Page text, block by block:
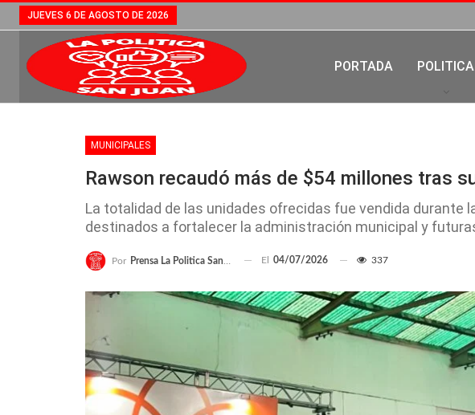
JUEVES 6 DE AGOSTO DE 2026
PORTADA POLITICA
MUNICIPALES
Rawson recaudó más de $54 millones tras
La totalidad de las unidades ofrecidas fue vendida durante
destinados a fortalecer la administración municipal y
Por Prensa La Politica San Juan El 04/07/2026 337